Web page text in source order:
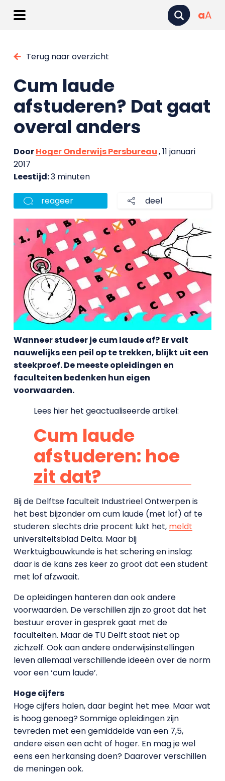
aA
Terug naar overzicht
Cum laude
afstuderen? Dat gaat
overal anders
DoorHoger Onderwijs Persbureau, 11 januari
2017
Leestijd:3 minuten
reageer deel
Wanneer studeer je cum laude af? Er valt
nauwelijks een peil op te trekken, blijkt uit een
steekproef. De meeste opleidingen en
faculteiten bedenken hun eigen
voorwaarden.
Lees hier het geactualiseerde artikel:
Cum laude
afstuderen: hoe
zit dat?
Bij de Delftse faculteit Industrieel Ontwerpen is
het best bijzonder om cum laude (met lof) af te
studeren: slechts drie procent lukt het, meldt
universiteitsblad Delta. Maar bij
Werktuigbouwkunde is het schering en inslag:
daar is de kans zes keer zo groot dat een student
met lof afzwaait.
De opleidingen hanteren dan ook andere
voorwaarden. De verschillen zijn zo groot dat het
bestuur erover in gesprek gaat met de
faculteiten. Maar de TU Delft staat niet op
zichzelf. Ook aan andere onderwijsinstellingen
leven allemaal verschillende ideeën over de norm
voor een ‘cum laude’.
Hoge cijfers
Hoge cijfers halen, daar begint het mee. Maar wat
is hoog genoeg? Sommige opleidingen zijn
tevreden met een gemiddelde van een 7,5,
andere eisen een acht of hoger. En mag je wel
eens een herkansing doen? Daarover verschillen
de meningen ook.